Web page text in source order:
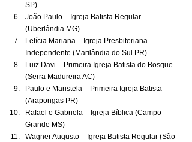
SP)
João Paulo – Igreja Batista Regular
(Uberlândia MG)
Letícia Mariana – Igreja Presbiteriana
Independente (Marilândia do Sul PR)
Luiz Davi – Primeira Igreja Batista do Bosque
(Serra Madureira AC)
Paulo e Maristela – Primeira Igreja Batista
(Arapongas PR)
Rafael e Gabriela – Igreja Bíblica (Campo
Grande MS)
Wagner Augusto – Igreja Batista Regular (São